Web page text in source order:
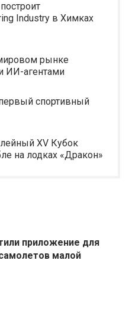
Industry в Химках
рынке
ИИ-агентами
спортивный
XV Кубок
на лодках «Дракон»
приложение для
малой